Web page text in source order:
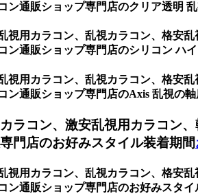
ン通販ショップ専門店のクリア透明
視用カラコン、乱視カラコン、格
通販ショップ専門店のシリコン ハ
視用カラコン、乱視カラコン、格
通販ショップ専門店のAxis 乱視の軸
ラコン、激安乱視用カラコン
門店のお好みスタイル装着期間
視用カラコン、乱視カラコン、格
通販ショップ専門店のお好みスタイ